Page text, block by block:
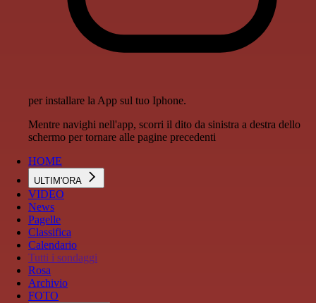
per installare la App sul tuo Iphone.
Mentre navighi nell'app, scorri il dito da sinistra a destra dello
schermo per tornare alle pagine precedenti
HOME
ULTIM'ORA
VIDEO
News
Pagelle
Classifica
Calendario
Tutti i sondaggi
Rosa
Archivio
FOTO